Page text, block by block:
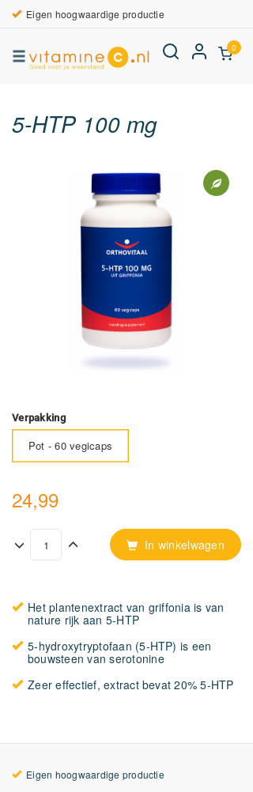
Eigen hoogwaardige productie
0
5-HTP 100 mg
Verpakking
Pot - 60 vegicaps
24,99
In winkelwagen
Het plantenextract van griffonia is van
nature rijk aan 5-HTP
5-hydroxytryptofaan (5-HTP) is een
bouwsteen van serotonine
Zeer effectief, extract bevat 20% 5-HTP
Eigen hoogwaardige productie